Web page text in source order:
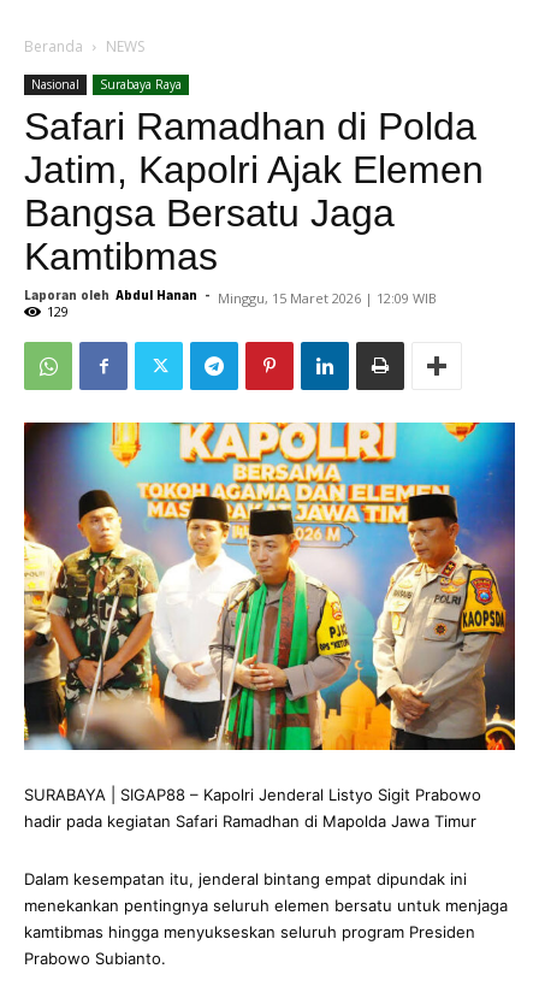
Beranda NEWS
Nasional Surabaya Raya
Safari Ramadhan di Polda
Jatim, Kapolri Ajak Elemen
Bangsa Bersatu Jaga
Kamtibmas
Laporan oleh Abdul Hanan - Minggu, 15 Maret 2026 | 12:09 WIB
129
SURABAYA | SIGAP88 – Kapolri Jenderal Listyo Sigit Prabowo
hadir pada kegiatan Safari Ramadhan di Mapolda Jawa Timur
Dalam kesempatan itu, jenderal bintang empat dipundak ini
menekankan pentingnya seluruh elemen bersatu untuk menjaga
kamtibmas hingga menyukseskan seluruh program Presiden
Prabowo Subianto.